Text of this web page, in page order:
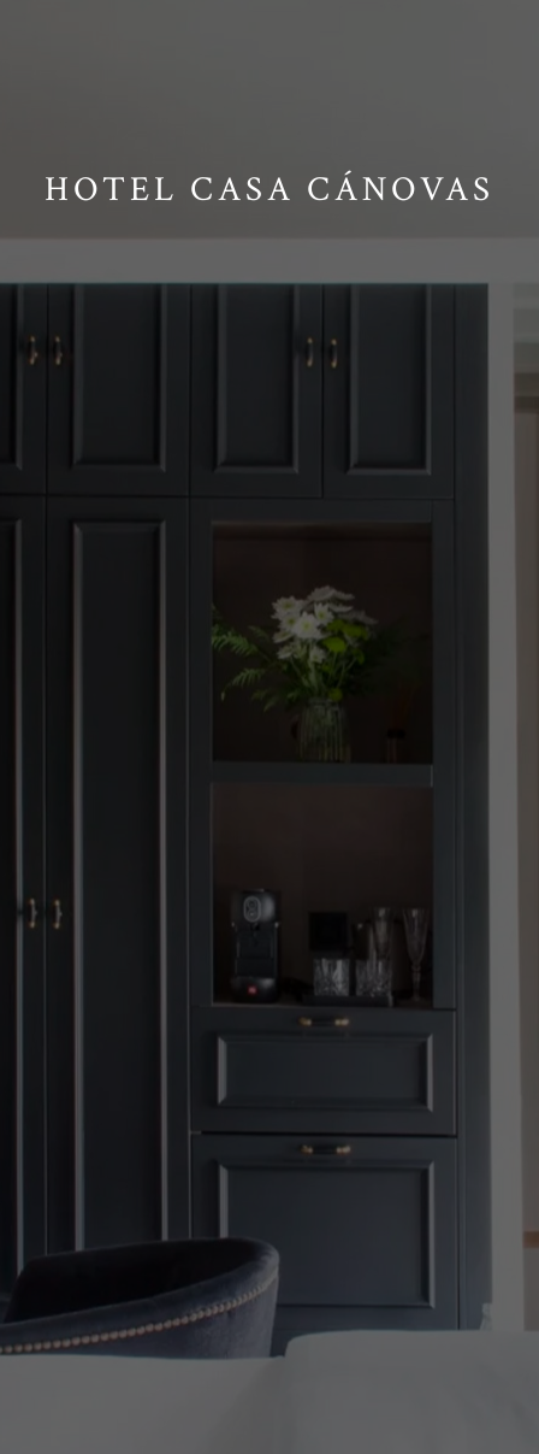
HOTEL CASA CÁNOVAS